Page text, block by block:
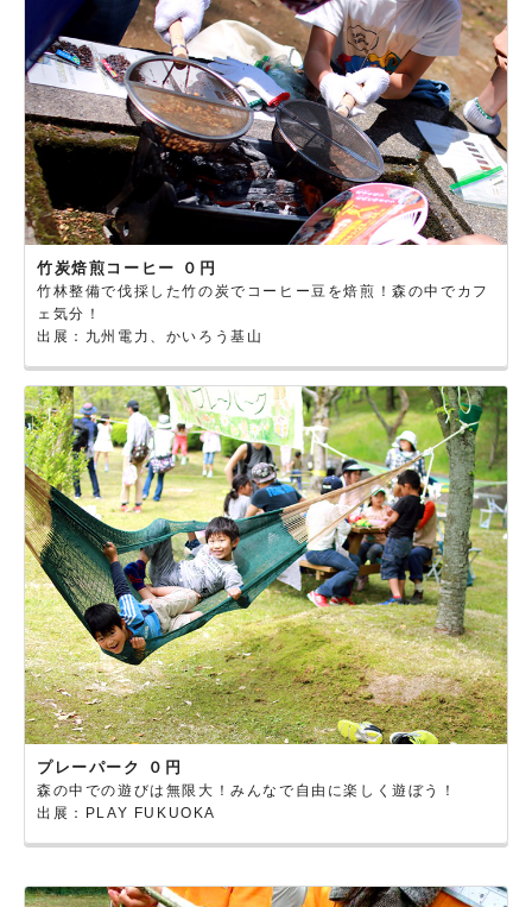
竹炭焙煎コーヒー ０円
竹林整備で伐採した竹の炭でコーヒー豆を焙煎！森の中でカフ
ェ気分！
出展：九州電力、かいろう基山
プレーパーク ０円
森の中での遊びは無限大！みんなで自由に楽しく遊ぼう！
出展：PLAY FUKUOKA